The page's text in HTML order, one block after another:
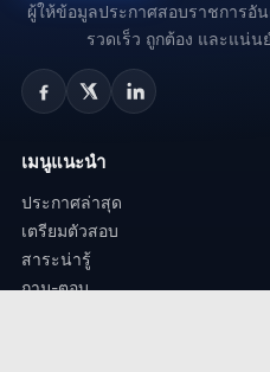
ผู้ให้ข้อมูลประกาศสอบราชการอั
รวดเร็ว ถูกต้อง และแน่
เมนูแนะนำ
ประกาศล่าสุด
เตรียมตัวสอบ
สาระน่ารู้
ถาม-ตอบ